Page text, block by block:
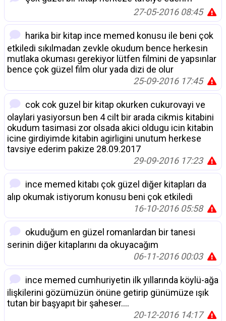
27-05-2016 08:45
harika bir kitap ince memed konusu ile beni çok
etkiledi sıkılmadan zevkle okudum bence herkesin
mutlaka okuması gerekiyor lütfen filmini de yapsınlar
bence çok güzel film olur yada dizi de olur
25-09-2016 17:45
cok cok guzel bir kitap okurken cukurovayi ve
olaylari yasiyorsun ben 4 cilt bir arada cikmis kitabini
okudum tasimasi zor olsada akici oldugu icin kitabin
icine girdiyimde kitabin agirligini unutum herkese
tavsiye ederim pakize 28.09.2017
29-09-2016 17:23
ince memed kitabı çok güzel diğer kitapları da
alıp okumak istiyorum konusu beni çok etkiledi
16-10-2016 05:58
okuduğum en güzel romanlardan bir tanesi
serinin diğer kitaplarını da okuyacağım
06-11-2016 00:03
ince memed cumhuriyetin ilk yıllarında köylü-ağa
ilişkilerini gözümüzün önüne getirip günümüze ışık
tutan bir başyapıt bir şaheser....
20-12-2016 14:17